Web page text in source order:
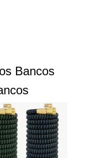
Bancos